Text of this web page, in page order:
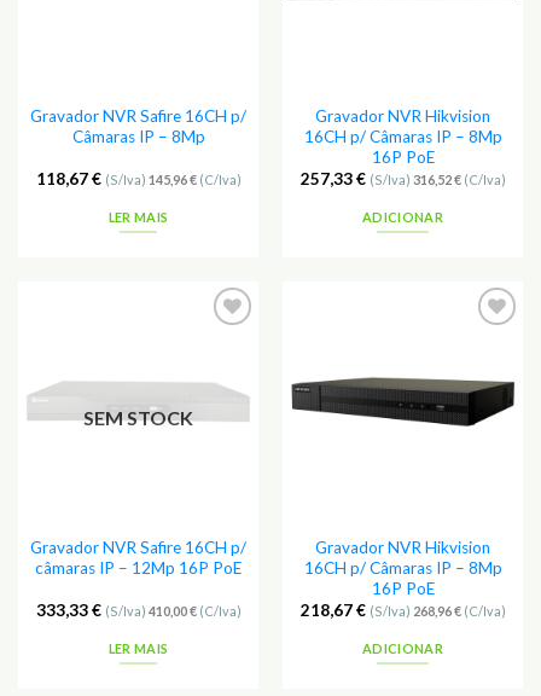
Gravador NVR Safire 16CH p/
Câmaras IP – 8Mp
118,67€ (S/Iva) 145,96€(C/Iva)
LER MAIS
Gravador NVR Hikvision
16CH p/ Câmaras IP – 8Mp
16P PoE
257,33€ (S/Iva) 316,52€(C/Iva)
ADICIONAR
SEM STOCK
Gravador NVR Safire 16CH p/
câmaras IP – 12Mp 16P PoE
333,33€ (S/Iva) 410,00€(C/Iva)
LER MAIS
Gravador NVR Hikvision
16CH p/ Câmaras IP – 8Mp
16P PoE
218,67€ (S/Iva) 268,96€(C/Iva)
ADICIONAR